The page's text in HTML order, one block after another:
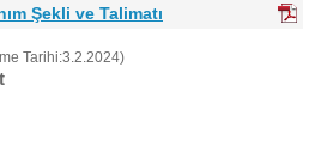
Şekli ve Talimatı
Tarihi:3.2.2024)